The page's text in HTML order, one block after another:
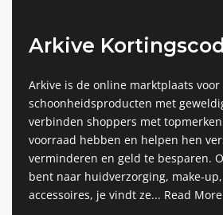
Arkive
Arkive is de online marktplaats voor
schoonheidsproducten met
verbinden shoppers met
voorraad hebben en helpen hen
verminderen en geld te besparen.
bent naar huidverzorging, make-
accessoires, je vindt ze... Read More